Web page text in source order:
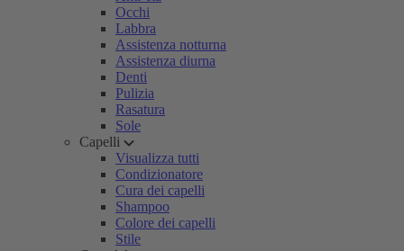
Occhi
Labbra
Assistenza notturna
Assistenza diurna
Denti
Pulizia
Rasatura
Sole
Capelli
Visualizza tutti
Condizionatore
Cura dei capelli
Shampoo
Colore dei capelli
Stile